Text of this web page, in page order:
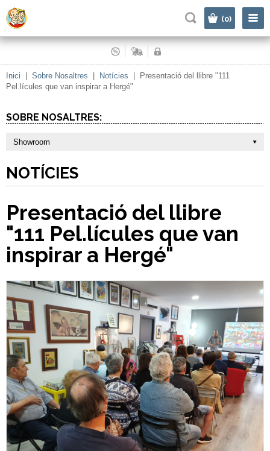
(0)
Inici Sobre Nosaltres Notícies
Presentació del llibre "111
Pel.lícules que van inspirar a Hergé"
SOBRE NOSALTRES:
Showroom
NOTÍCIES
Presentació del llibre
"111 Pel.lícules que van
inspirar a Hergé"